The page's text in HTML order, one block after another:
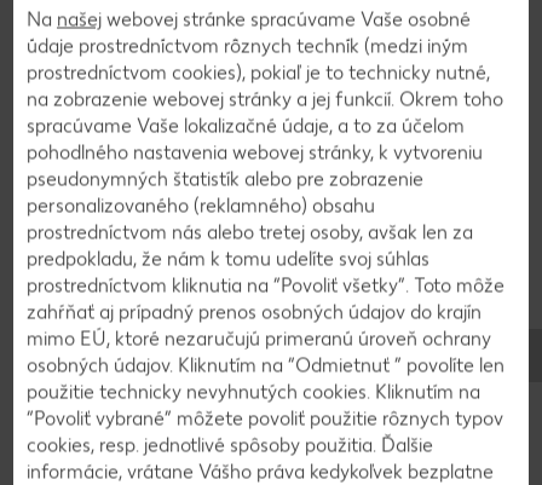
2
Formu na bábovku vymastíme a vysypeme
múkou. Vylejeme do nej cesto a pečieme približne
40 - 50 minút pri 175 °C. Necháme trochu
vychladnúť, vyklopíme a poprášime práškovým
cukrom.
Späť na prehľad
Na našej webovej stránke spracúvame Vaše osobné
údaje prostredníctvom rôznych techník (medzi iným
prostredníctvom cookies), pokiaľ je to technicky nutné,
na zobrazenie webovej stránky a jej funkcií. Okrem toho
spracúvame Vaše lokalizačné údaje, a to za účelom
pohodlného nastavenia webovej stránky, k vytvoreniu
pseudonymných štatistík alebo pre zobrazenie
personalizovaného (reklamného) obsahu
prostredníctvom nás alebo tretej osoby, avšak len za
predpokladu, že nám k tomu udelíte svoj súhlas
prostredníctvom kliknutia na “Povoliť všetky”. Toto môže
zahŕňať aj prípadný prenos osobných údajov do krajín
mimo EÚ, ktoré nezaručujú primeranú úroveň ochrany
osobných údajov. Kliknutím na “Odmietnuť ” povolíte len
použitie technicky nevyhnutých cookies. Kliknutím na
“Povoliť vybrané” môžete povoliť použitie rôznych typov
cookies, resp. jednotlivé spôsoby použitia. Ďalšie
informácie, vrátane Vášho práva kedykoľvek bezplatne